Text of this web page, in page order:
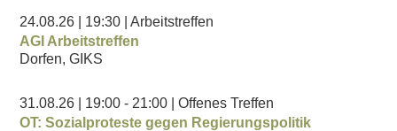
24.08.26 | 19:30
| Arbeitstreffen
AGI Arbeitstreffen
Dorfen, GIKS
31.08.26 | 19:00 - 21:00
| Offenes Treffen
OT: Sozialproteste gegen Regierungspolitik